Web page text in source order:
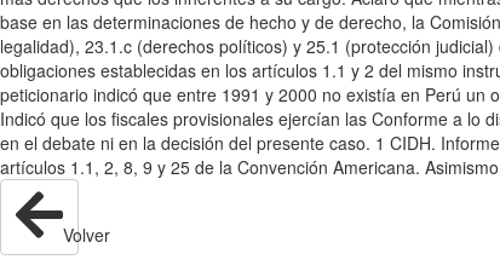
base en las determinaciones de hecho y de derecho, la
legalidad), 23.1.c (derechos políticos) y 25.1 (protección
obligaciones establecidas en los artículos 1.1 y 2 del mismo
peticionario indicó que entre 1991 y 2000 no existía en Perú un
Indicó que los fiscales provisionales ejercían las Conforme a lo
en el debate ni en la decisión del presente caso. 1 CIDH.
artículos 1.1, 2, 8, 9 y 25 de la Convención Americana.
Volver